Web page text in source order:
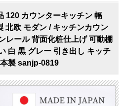
120 カウンターキッチン 幅
北欧 モダン / キッチンカウン
レール 背面化粧仕上げ 可動棚
白 黒 グレー 引き出し キッチ
製 sanjp-0819